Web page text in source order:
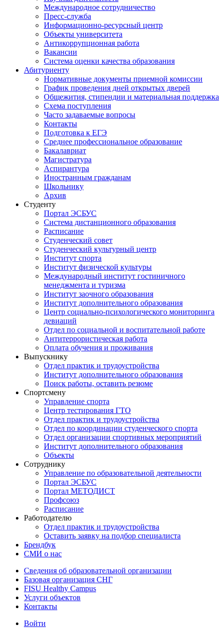
Международное сотрудничество
Пресс-служба
Информационно-ресурсный центр
Объекты университета
Антикоррупционная работа
Вакансии
Система оценки качества образования
Абитуриенту
Нормативные документы приемной комиссии
График проведения дней открытых дверей
Общежития, стипендии и материальная поддержка
Схема поступления
Часто задаваемые вопросы
Контакты
Подготовка к ЕГЭ
Среднее профессиональное образование
Бакалавриат
Магистратура
Аспирантура
Иностранным гражданам
Школьнику
Архив
Студенту
Портал ЭСБУС
Система дистанционного образования
Расписание
Студенческий совет
Студенческий культурный центр
Институт спорта
Институт физической культуры
Международный институт гостиничного
менеджмента и туризма
Институт заочного образования
Институт дополнительного образования
Центр социально-психологического мониторинга
девиаций
Отдел по социальной и воспитательной работе
Антитеррористическая работа
Оплата обучения и проживания
Выпускнику
Отдел практик и трудоустройства
Институт дополнительного образования
Поиск работы, оставить резюме
Спортсмену
Управление спорта
Центр тестирования ГТО
Отдел практик и трудоустройства
Отдел по координации студенческого спорта
Отдел организации спортивных мероприятий
Институт дополнительного образования
Объекты
Сотруднику
Управление по образовательной деятельности
Портал ЭСБУС
Портал МЕТОДИСТ
Профсоюз
Расписание
Работодателю
Отдел практик и трудоустройства
Оставить заявку на подбор специалиста
Брендбук
СМИ о нас
Сведения об образовательной организации
Базовая организация СНГ
FISU Healthy Campus
Услуги объектов
Контакты
Войти